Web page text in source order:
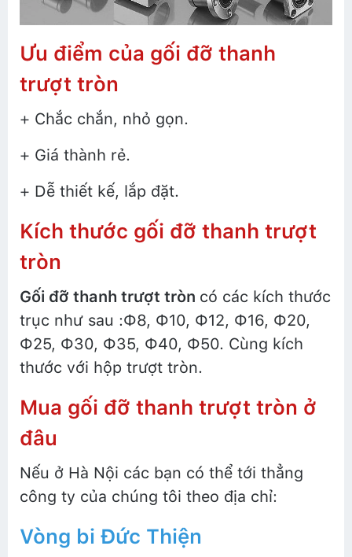
Ưu điểm của gối đỡ thanh
trượt tròn
+ Chắc chắn, nhỏ gọn.
+ Giá thành rẻ.
+ Dễ thiết kế, lắp đặt.
Kích thước gối đỡ thanh trượt
tròn
Gối đỡ thanh trượt tròn có các kích thước
trục như sau :Ф8, Ф10, Ф12, Ф16, Ф20,
Ф25, Ф30, Ф35, Ф40, Ф50. Cùng kích
thước với hộp trượt tròn.
Mua gối đỡ thanh trượt tròn ở
đâu
Nếu ở Hà Nội các bạn có thể tới thẳng
công ty của chúng tôi theo địa chỉ:
Vòng bi Đức Thiện